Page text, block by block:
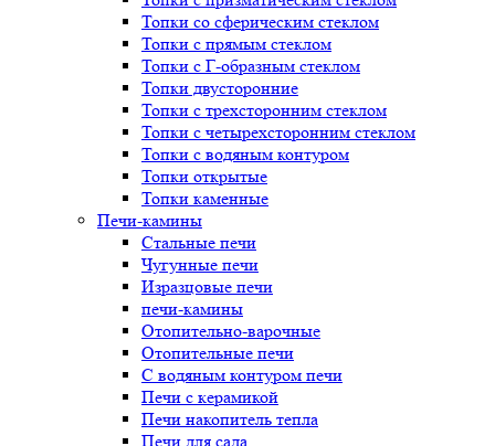
Топки со сферическим стеклом
Топки с прямым стеклом
Топки с Г-образным стеклом
Топки двусторонние
Топки с трехсторонним стеклом
Топки с четырехсторонним стеклом
Топки с водяным контуром
Топки открытые
Топки каменные
Печи-камины
Стальные печи
Чугунные печи
Изразцовые печи
печи-камины
Отопительно-варочные
Отопительные печи
С водяным контуром печи
Печи с керамикой
Печи накопитель тепла
Печи для сада